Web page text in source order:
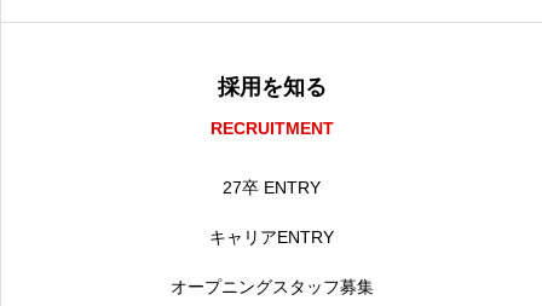
採用を知る
RECRUITMENT
27卒 ENTRY
キャリアENTRY
オープニングスタッフ募集